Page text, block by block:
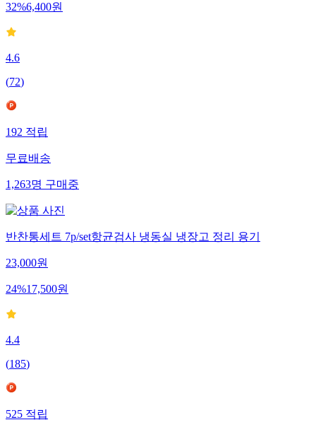
32%6,400원
4.6
(72)
192적립
무료배송
1,263명구매중
반찬통세트 7p/set항균검사 냉동실 냉장고 정리 용기
23,000원
24%17,500원
4.4
(185)
525적립